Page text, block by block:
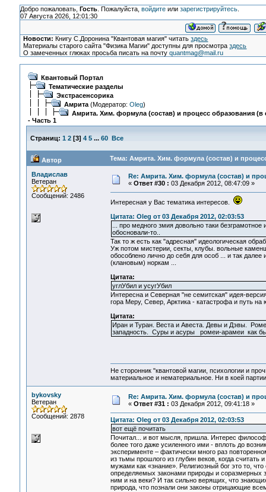
Добро пожаловать, Гость. Пожалуйста, войдитеили зарегистрируйтесь.
07 Августа 2026, 12:01:30
Новости: Книгу С.Доронина "Квантовая магия" читатьздесь
Материалы старого сайта "Физика Магии" доступны для просмотраздесь
О замеченных глюках просьба писать на почтуquantmag@mail.ru
Квантовый Портал
Тематические разделы
Экстрасенсорика
Амрита(Модератор: Oleg)
Амрита. Хим. формула (состав) и процесс образования (в
- Часть 1
Страниц: 1 2[3] 4 5 ... 60 Все
Автор Тема: Амрита. Хим. формула (состав) и
Владислав
Ветеран
Сообщений: 2486
Re: Амрита. Хим. формула (состав) и
« Ответ #30 : 03 Декабря 2012, 08:47:09 »
Интересная у Вас тематика интересов.
Цитата: Oleg от 03 Декабря 2012, 02:03:53
... про медного змия довольно таки
обосновали-то..
Так то ж есть как "адресная" идеологическая
Уж потом мистерии, секты, клубы. вольные
обособлено лично до себя для особ ... и так
(клановым) норкам ...
Цитата:
углУбил и усугУбил
Интересна и Северная "не семитская" идея-
гора Меру, Север, Арктика - катастрофа и
Цитата:
Иран и Туран. Веста и Авеста. Девы и Дэвы.
западность. Суры и асуры ромеи-арамеи как
Не сторонник "квантовой магии, психологии и
материальное и нематериальное. Ни в коей
bykovsky
Ветеран
Сообщений: 2878
Re: Амрита. Хим. формула (состав) и
« Ответ #31 : 03 Декабря 2012, 09:41:18 »
Цитата: Oleg от 03 Декабря 2012, 02:03:53
вот ещё почитать
Почитал... и вот мысля, пришла. Интерес
более того даже усиленного ими - вплоть до
эксперименте – фактически много раз
из тьмы прошлого из глубин веков, когда
мужами как «знание». Религиозный бог это то,
определяемых законами природы и соразмерных
ним и на веки? И так сильно верящих, что
природа, что познали они законы отрицающие